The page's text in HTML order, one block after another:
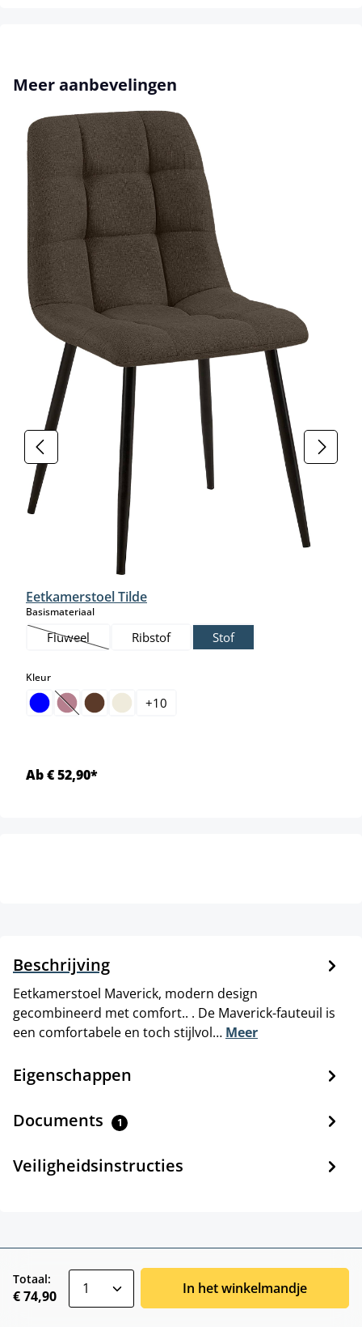
Productgalerij overslaan
Meer aanbevelingen
Eetkamerstoel Tilde
Basismateriaalselect
Fluweel
(Deze optie is momenteel niet beschikbaar.)
Ribstof Stof
Kleurselect
(Deze optie is momenteel niet beschikbaar.)
+10
Ab € 52,90*
Beschrijving
Eetkamerstoel Maverick, modern design
gecombineerd met comfort.. . De Maverick-fauteuil is
een comfortabele en toch stijlvol… Meer
Eigenschappen
Documents 1
Veiligheidsinstructies
Totaal:
€ 74,90 In het winkelmandje